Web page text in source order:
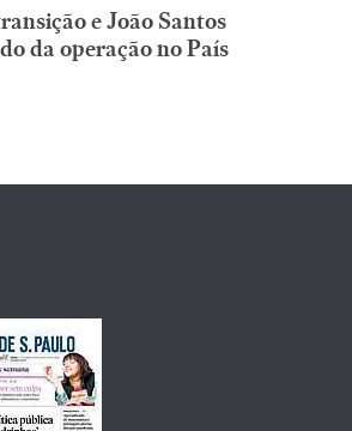
e João Santos
da operação no País